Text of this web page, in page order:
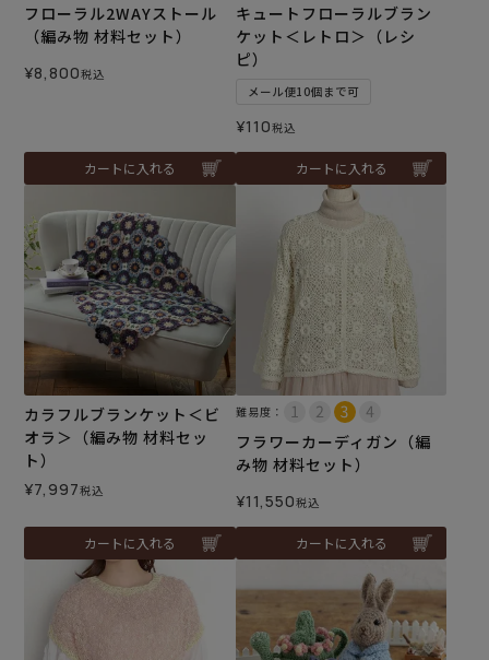
フローラル2WAYストール
（編み物 材料セット）
¥8,800税込
カートに入れる
キュートフローラルブラン
ケット＜レトロ＞（レシ
ピ）
メール便10個まで可
¥110税込
カートに入れる
カラフルブランケット＜ビ
オラ＞（編み物 材料セッ
ト）
¥7,997税込
カートに入れる
難易度：
フラワーカーディガン（編
み物 材料セット）
¥11,550税込
カートに入れる